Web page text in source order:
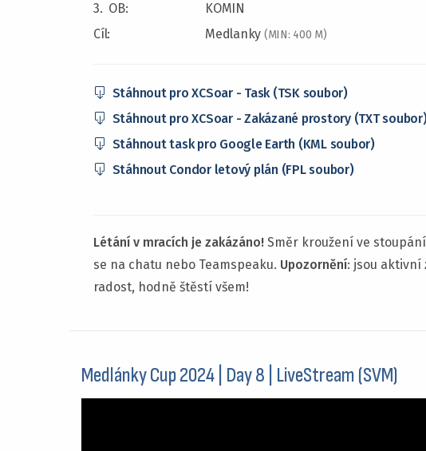
3. OB:
KOMIN
Cíl:
Medlanky (MIN: 400 M)
Stáhnout pro XCSoar - Task (TSK soubor)
Stáhnout pro XCSoar - Zakázané prostory (TXT
Stáhnout task pro Google Earth (KML soubor)
Stáhnout Condor letový plán (FPL soubor)
Létání v mracích je zakázáno! Směr kroužení ve stoupání
se na chatu nebo Teamspeaku. Upozornění: jsou aktivní
radost, hodně štěstí všem!
Medlánky Cup 2024 | Day 8 | LiveStream (SVM)